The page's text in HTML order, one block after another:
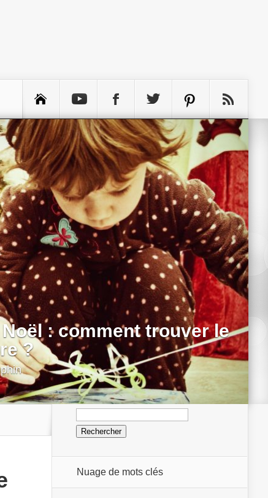
: comment trouver le
?
Rechercher :
Nuage de mots clés